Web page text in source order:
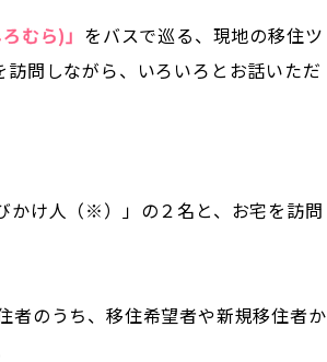
むら)」 をバスで巡る、現地の移住ツ
問しながら、いろいろとお話いただ
かけ人（※）」の２名と、お宅を訪問
者のうち、移住希望者や新規移住者か